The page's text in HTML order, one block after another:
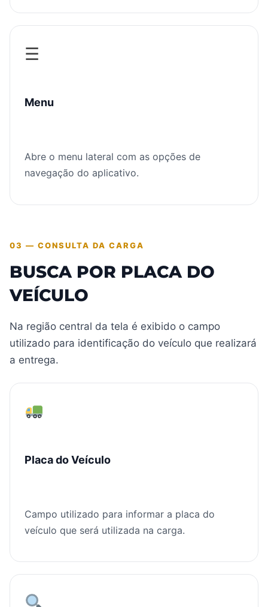
☰
Menu
Abre o menu lateral com as opções de
navegação do aplicativo.
03 — CONSULTA DA CARGA
BUSCA POR PLACA DO
VEÍCULO
Na região central da tela é exibido o campo
utilizado para identificação do veículo que realizará
a entrega.
Placa do Veículo
Campo utilizado para informar a placa do
veículo que será utilizada na carga.